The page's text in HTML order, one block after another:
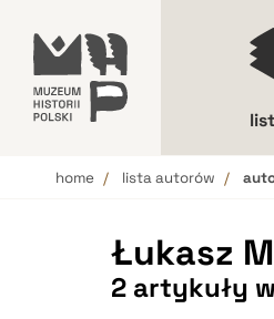
home lista autorów
Łukasz
2 artykuły